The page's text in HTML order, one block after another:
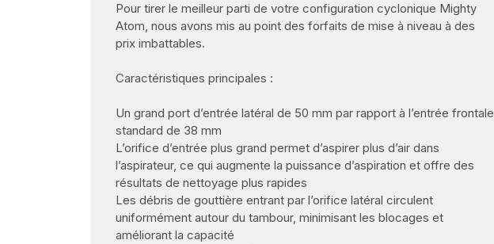
Pour tirer le meilleur parti de votre configuration cyclonique Mighty
Atom, nous avons mis au point des forfaits de mise à niveau à des
prix imbattables.
Caractéristiques principales :
Un grand port d’entrée latéral de 50 mm par rapport à l’entrée frontale
standard de 38 mm
L’orifice d’entrée plus grand permet d’aspirer plus d’air dans
l’aspirateur, ce qui augmente la puissance d’aspiration et offre des
résultats de nettoyage plus rapides
Les débris de gouttière entrant par l’orifice latéral circulent
uniformément autour du tambour, minimisant les blocages et
améliorant la capacité